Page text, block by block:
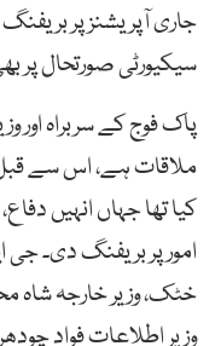
جاری آپریشنز پر
سیکیورٹی صورتحال پر
پاک فوج کے سربراہ اور
ملاقات ہے، اس سے
کیا تھا جہاں انہیں
امور پر بریفنگ دی۔ جی
خٹک، وزیر خارجہ شاہ
وزیر اطلاعات فواد